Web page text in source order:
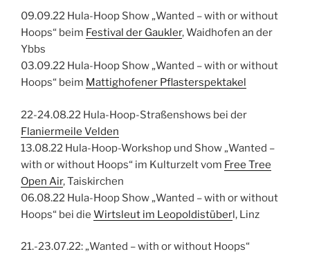
09.09.22 Hula-Hoop Show „Wanted – with or without
Hoops“ beim Festival der Gaukler, Waidhofen an der
Ybbs
03.09.22 Hula-Hoop Show „Wanted – with or without
Hoops“ beim Mattighofener Pflasterspektakel
22-24.08.22 Hula-Hoop-Straßenshows bei der
Flaniermeile Velden
13.08.22 Hula-Hoop-Workshop und Show „Wanted –
with or without Hoops“ im Kulturzelt vom Free Tree
Open Air, Taiskirchen
06.08.22 Hula-Hoop Show „Wanted – with or without
Hoops“ bei die Wirtsleut im Leopoldistüberl, Linz
21.-23.07.22: „Wanted – with or without Hoops“